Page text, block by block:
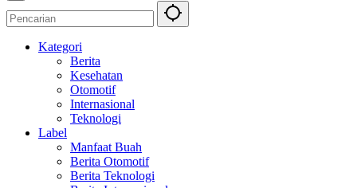
Kategori
Berita
Kesehatan
Otomotif
Internasional
Teknologi
Label
Manfaat Buah
Berita Otomotif
Berita Teknologi